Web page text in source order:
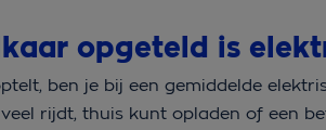
opgeteld is
ben je bij een gemiddelde
rijdt, thuis kunt opladen of een